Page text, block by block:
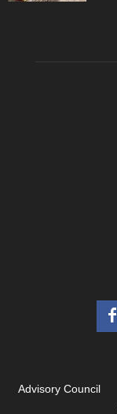
Advisory Council